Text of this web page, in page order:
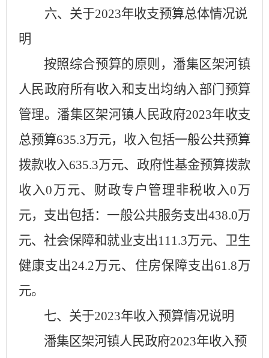
六、关于2023年收支预算总体情况说
明
按照综合预算的原则， 潘集区架河镇
人民政府所有收入和支出均纳入部门预算
管理。 潘集区架河镇人民政府2023年收支
总预算635.3万元，收入包括一般公共预算
拨款收入635.3万元、政府性基金预算拨款
收入0万元、财政专户管理非税收入0万
元，支出包括：一般公共服务支出438.0万
元、社会保障和就业支出111.3万元、卫生
健康支出24.2万元、住房保障支出61.8万
元。
七、关于2023年收入预算情况说明
潘集区架河镇人民政府2023年收入预